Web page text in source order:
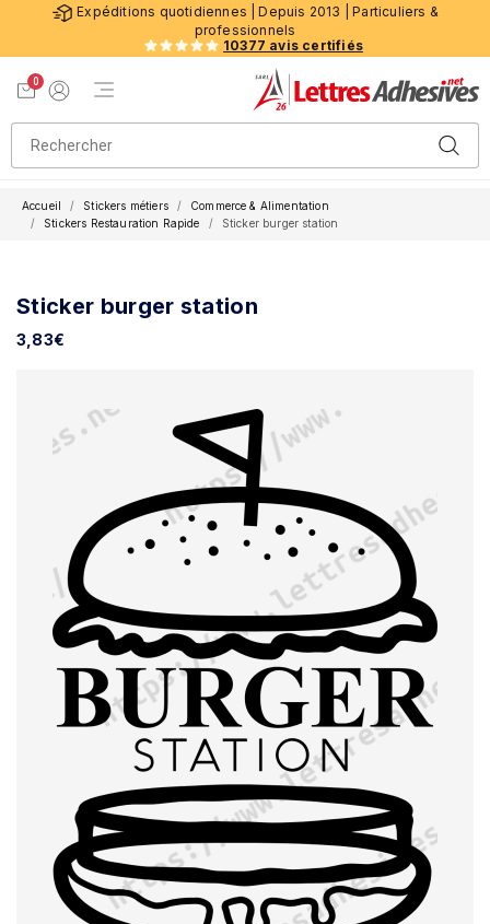
Expéditions quotidiennes | Depuis 2013 | Particuliers &
professionnels
10377 avis certifiés
0
Menu de navigation
Accueil Stickers métiers
Commerce & Alimentation
Stickers Restauration Rapide
Sticker burger station
Sticker burger station
3,83€